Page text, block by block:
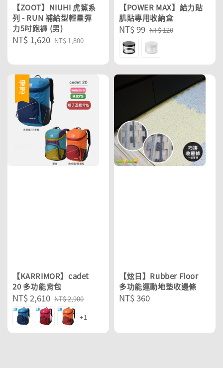
【ZOOT】NIUHI 虎鯊系
列 - RUN 補給型輕量彈
力5吋跑褲 (男)
Sale
NT$ 1,620 Regular
NT$ 1,800
【POWER MAX】給力貼
肌貼專用收納盒
Sale
price
NT$ 99 Regular
price
NT$ 120
優惠
【KARRIMOR】cadet
20 多功能背包
Sale
price
NT$ 2,610 Regular
price
NT$ 2,900
+1
【炫日】Rubber Floor
多功能運動地墊收邊條
Regular
NT$ 360